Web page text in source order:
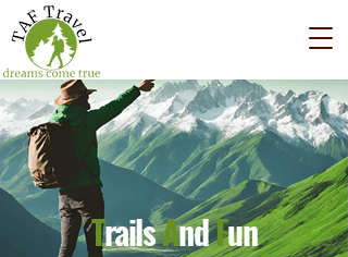
TrailsAndFun